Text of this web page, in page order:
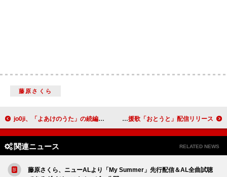
藤原さくら
jo0ji、「よあけのうた」の続編的楽曲「ひかりのうた」配信リリース 吉澤嘉代子、AL『幽霊家族』より少年少女への応援歌「おとうと」配信リリース
関連ニュース RELATED NEWS
藤原さくら、ニューALより「My Summer」先行配信＆AL全曲試聴